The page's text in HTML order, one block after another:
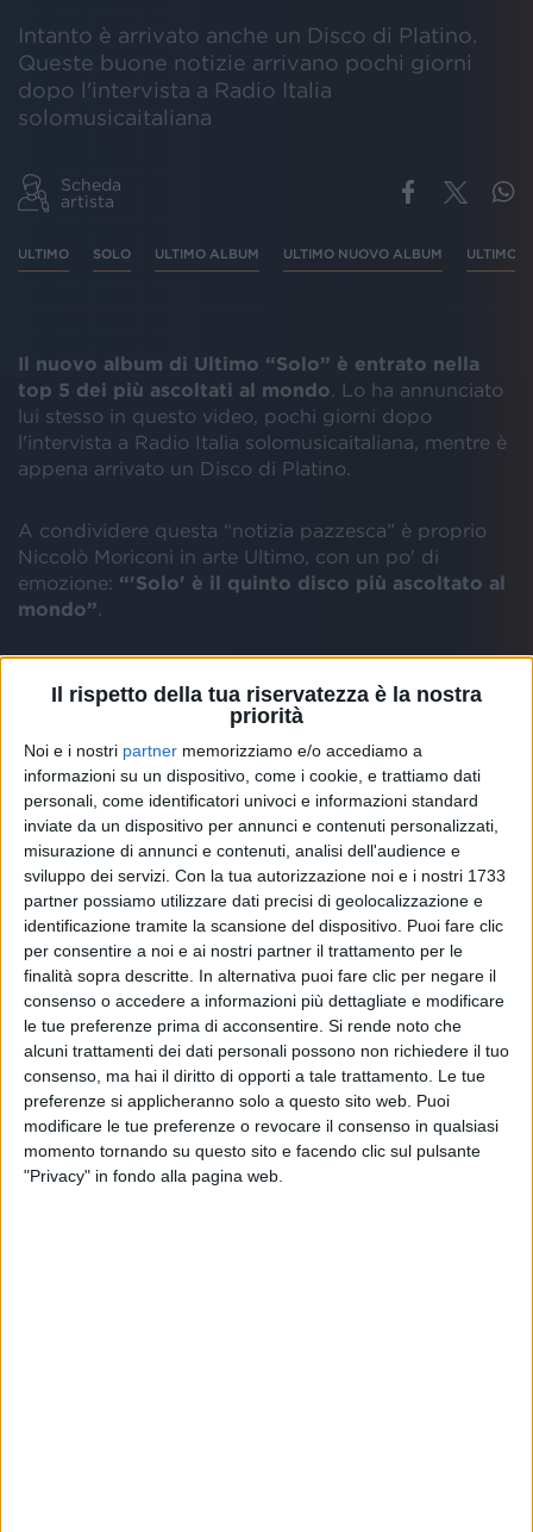
Il rispetto della tua riservatezza è la nostra
priorità
Noi e i nostri partner memorizziamo e/o accediamo a
informazioni su un dispositivo, come i cookie, e trattiamo dati
personali, come identificatori univoci e informazioni standard
inviate da un dispositivo per annunci e contenuti personalizzati,
misurazione di annunci e contenuti, analisi dell'audience e
sviluppo dei servizi. Con la tua autorizzazione noi e i nostri 1733
partner possiamo utilizzare dati precisi di geolocalizzazione e
identificazione tramite la scansione del dispositivo. Puoi fare clic
per consentire a noi e ai nostri partner il trattamento per le
finalità sopra descritte. In alternativa puoi fare clic per negare il
consenso o accedere a informazioni più dettagliate e modificare
le tue preferenze prima di acconsentire. Si rende noto che
alcuni trattamenti dei dati personali possono non richiedere il tuo
consenso, ma hai il diritto di opporti a tale trattamento. Le tue
preferenze si applicheranno solo a questo sito web. Puoi
modificare le tue preferenze o revocare il consenso in qualsiasi
momento tornando su questo sito e facendo clic sul pulsante
"Privacy" in fondo alla pagina web.
Intanto è arrivato anche un Disco di Platino.
Queste buone notizie arrivano pochi giorni
dopo l'intervista a Radio Italia
solomusicaitaliana
Scheda
artista
ULTIMO SOLO ULTIMO ALBUM ULTIMO NUOVO ALBUM ULTIMO
Il nuovo album di Ultimo “Solo” è entrato nella
top 5 dei più ascoltati al mondo . Lo ha annunciato
lui stesso in questo video, pochi giorni dopo
l'intervista a Radio Italia solomusicaitaliana, mentre è
appena arrivato un Disco di Platino.
A condividere questa “notizia pazzesca” è proprio
Niccolò Moriconi in arte Ultimo, con un po' di
emozione: “'Solo' è il quinto disco più ascoltato al
mondo”
volte , come per convincersi dell'accaduto.
ULTIMO: “SOLO È IL QUINTO ALBUM PIÙ
ASCOLTATO AL MONDO”
In particolareil nuovo album di Ultimo “Solo” ha
raggiunto le prime cinque posizioni della classifica
digitale “Top Debut Albums”
internazionale.